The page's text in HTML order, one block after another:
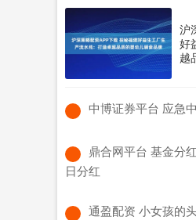
沪
好
越
中博证券平台 应急
鼎合网平台 基金分
日分红
通盈配资 小女孩的